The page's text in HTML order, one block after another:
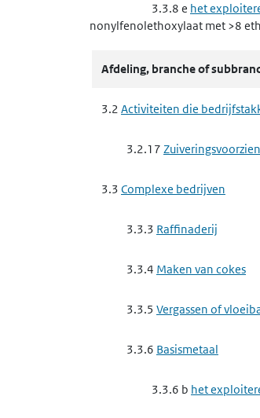
3.3.8 e het
vezelplaat van hout
3.3.9 b het
3.4 Nutssector en industrie
3.4.4
3.4.4 f het maken
3.4.5 Minerale
3.4.5 ehet winnen
3.4.6Chemische
nonylfenolethoxylaat met >8
Afdeling, branche of
3.2 Activiteiten die
3.2.17
3.3 Complexe bedrijven
3.3.3 Raffinaderij
3.3.4 Maken van cokes
3.3.5 Vergassen of
3.3.6 Basismetaal
3.3.6 b het